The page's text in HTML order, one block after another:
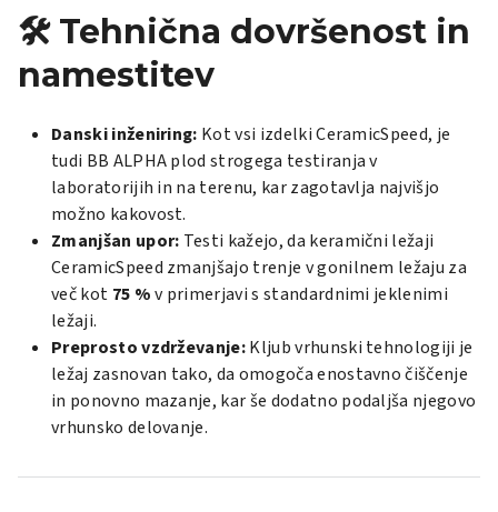
🛠️ Tehnična dovršenost in
namestitev
Danski inženiring: Kot vsi izdelki CeramicSpeed, je
tudi BB ALPHA plod strogega testiranja v
laboratorijih in na terenu, kar zagotavlja najvišjo
možno kakovost.
Zmanjšan upor: Testi kažejo, da keramični ležaji
CeramicSpeed zmanjšajo trenje v gonilnem ležaju za
več kot 75 %v primerjavi s standardnimi jeklenimi
ležaji.
Preprosto vzdrževanje:Kljub vrhunski tehnologiji je
ležaj zasnovan tako, da omogoča enostavno čiščenje
in ponovno mazanje, kar še dodatno podaljša njegovo
vrhunsko delovanje.